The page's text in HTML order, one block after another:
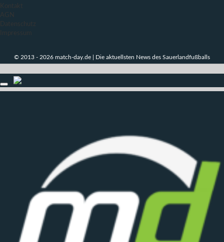
Kontakt
AGN
Datenschutz
Impressum
© 2013 - 2026 match-day.de | Die aktuellsten News des Sauerlandfußballs